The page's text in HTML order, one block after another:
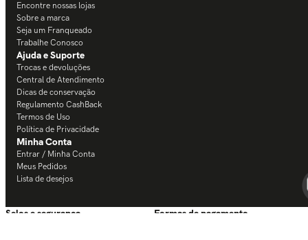
Encontre nossas lojas
Sobre a marca
Seja um Franqueado
Trabalhe Conosco
Ajuda e Suporte
Trocas e devoluções
Central de Atendimento
Dicas de conservação
Regulamento CashBack
Termos de Uso
Política de Privacidade
Minha Conta
Entrar / Minha Conta
Meus Pedidos
Lista de desejos
Selos e segurança Formas de pagamento